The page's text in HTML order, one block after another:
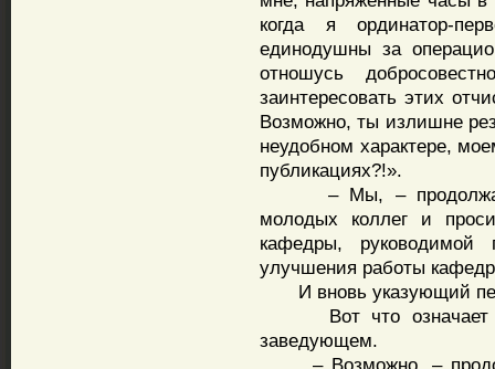
когда я ординатор-
единодушны за
отношусь
заинтересовать этих
Возможно, ты излишне
неудобном характере,
публикациях?!».
– Мы, – продолжает
молодых коллег и
кафедры,
улучшения работы
И вновь указующий
Вот что означает
заведующем.
– Возможно, –